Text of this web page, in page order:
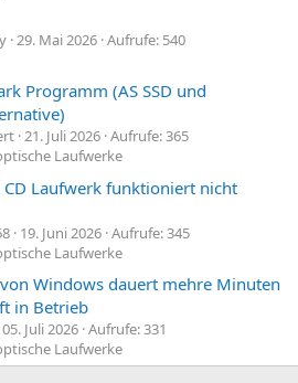
29. Mai 2026 Aufrufe: 540
Programm (AS SSD und
21. Juli 2026 Aufrufe: 365
Laufwerke
Laufwerk funktioniert nicht
19. Juni 2026 Aufrufe: 345
Laufwerke
Windows dauert mehre Minuten
in Betrieb
05. Juli 2026 Aufrufe: 331
Laufwerke